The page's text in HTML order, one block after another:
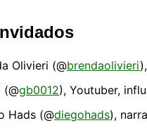
Olivieri (@brendaolivieri
(@gb0012), Youtuber,
Hads (@diegohads),